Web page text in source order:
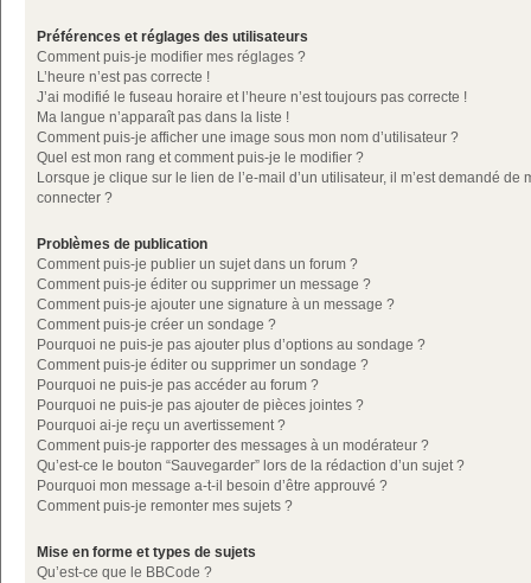
Préférences et réglages des utilisateurs
Comment puis-je modifier mes réglages ?
L’heure n’est pas correcte !
J’ai modifié le fuseau horaire et l’heure n’est toujours pas correcte !
Ma langue n’apparaît pas dans la liste !
Comment puis-je afficher une image sous mon nom d’utilisateur ?
Quel est mon rang et comment puis-je le modifier ?
Lorsque je clique sur le lien de l’e-mail d’un utilisateur, il m’est demandé de
connecter ?
Problèmes de publication
Comment puis-je publier un sujet dans un forum ?
Comment puis-je éditer ou supprimer un message ?
Comment puis-je ajouter une signature à un message ?
Comment puis-je créer un sondage ?
Pourquoi ne puis-je pas ajouter plus d’options au sondage ?
Comment puis-je éditer ou supprimer un sondage ?
Pourquoi ne puis-je pas accéder au forum ?
Pourquoi ne puis-je pas ajouter de pièces jointes ?
Pourquoi ai-je reçu un avertissement ?
Comment puis-je rapporter des messages à un modérateur ?
Qu’est-ce le bouton “Sauvegarder” lors de la rédaction d’un sujet ?
Pourquoi mon message a-t-il besoin d’être approuvé ?
Comment puis-je remonter mes sujets ?
Mise en forme et types de sujets
Qu’est-ce que le BBCode ?